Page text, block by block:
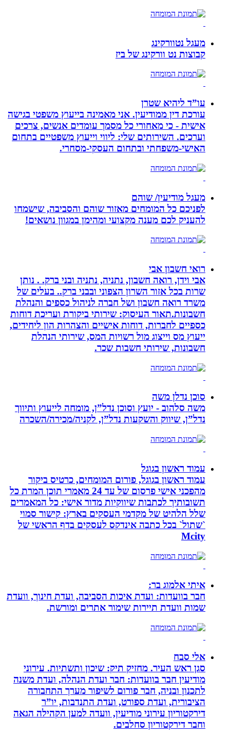
מעגל נטוורקינג
קבוצות נט וורקינג של ביז
עו”ד ליהיא שטרן
עורכת דין ממודיעין. אני מאמינה בייעוץ משפטי בגישה
אישית - כי מאחורי כל מסמך עומדים אנשים, צרכים
וערכים. השירותים שלי: ליווי וייעוץ משפטיים בתחום
האישי-משפחתי ובתחום העסקי-מסחרי.
מעגל מודיעין/ שוהם
לפניכם כל המומחים מאזור שוהם והסביבה, שישמחו
להעניק לכם מענה מקצועי ומהימן במגוון נושאים!
רואי חשבון אבי
אבי וידן, רואה חשבון, נתניה, נתניה ובני ברק. . נותן
שרות בכל אזור השרון הצפוני ובבני ברק.. בעלים של
משרד רואה חשבון ושל חברה לניהול כספים והנהלת
חשבונות.תאור העיסוק: שירותי ביקורת ועריכת דוחות
כספיים לחברות, דוחות אישיים והצהרות הון ליחידים,
ייעוץ מס וייצוג מול רשויות המס, שירותי הנהלת
חשבונות, שירותי חשבות שכר.
סוכן נדלן משה
משה סלהוב - יועץ וסוכן נדל”ן, מומחה לייעוץ ותיווך
נדל”ן, שיווק והשקעות נדל”ן, לקניה/מכירה/השכרה
עמוד ראשון בגוגל
עמוד ראשון בגוגל, פורום המומחים, כרטיס ביקור
מהפכני אישי פרסום של עד 24 מאמרי תוכן המרת כל
תשובותיך לכתבות שיווקיות מדור אישי: כל המאמרים
שלל הלהיט של מקדמי העסקים בארץ: קישור סמוי
`שתול` בכל כתבה אינדקס לעסקים בדף הראשי של
Mcity
איתי אלמוג בר:
חבר בוועדות: ועדת איכות הסביבה, ועדת חינוך, וועדת
שמות וועדת תיירות שימור אתרים ומורשת.
אלי סבח
סגן ראש העיר. מחזיק תיק: שיכון ותשתיות. עירוני
מודיעין חבר בוועדות: חבר ועדת הנהלה, ועדת משנה
לתכנון ובניה, חבר פורום לשיפור מערך התחבורה
הציבורית, ועדת ספורט, ועדת התנדבות, יו”ר
דירקטוריון עירוני מודיעין, וועדה למען הקהילה הגאה
וחבר דירקטוריון סחלבים.